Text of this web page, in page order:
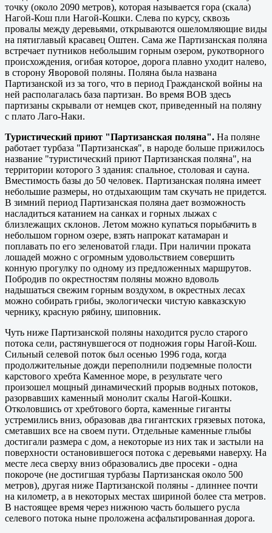
точку (около 2090 метров), которая называется гора (скала)
Нагой-Кош пли Нагой-Кошки. Слева по курсу, сквозь
провалы между деревьями, открываются ошеломляющие виды
на пятиглавый красавец Оштен. Сама же Партизанская поляна
встречает путников небольшим горным озером, рукотворного
происхождения, огибая которое, дорога плавно уходит налево,
в сторону Яворовой поляны. Поляна была названа
Партизанской из за того, что в период Гражданской войны на
ней располагалась база партизан. Во время ВОВ здесь
партизаны скрывали от немцев скот, приведенный на поляну
с плато Лаго-Наки.
Туристический приют "Партизанская поляна". На поляне
работает турбаза "Партизанская", в народе больше прижилось
название "туристический приют Партизанская поляна", на
территории которого 3 здания: спальное, столовая и сауна.
Вместимость базы до 50 человек. Партизанская поляна имеет
небольшие размеры, но отдыхающим там скучать не придется.
В зимний период Партизанская поляна дает возможность
насладиться катанием на санках и горных лыжах с
близлежащих склонов. Летом можно купаться порыбачить в
небольшом горном озере, взять напрокат катамаран и
поплавать по его зеленоватой глади. При наличии проката
лошадей можно с огромным удовольствием совершить
конную прогулку по одному из предложенных маршрутов.
Побродив по окрестностям поляны можно вдоволь
надышаться свежим горным воздухом, в окрестных лесах
можно собирать грибы, экологически чистую кавказскую
чернику, красную рябину, шиповник.
Чуть ниже Партизанской поляны находится русло старого
потока сели, растянувшегося от подножия горы Нагой-Кош.
Сильный селевой поток был осенью 1996 года, когда
продолжительные дожди переполнили подземные полости
карстового хребта Каменное море, в результате чего
произошел мощный динамический прорыв водных потоков,
разорвавших каменный монолит скалы Нагой-Кошки.
Отколовшись от хребтового борта, каменные гиганты
устремились вниз, образовав два гигантских грязевых потока,
сметавших все на своем пути. Отдельные каменные глыбы
достигали размера с дом, а некоторые из них так и застыли на
поверхности остановившегося потока с деревьями наверху. На
месте леса сверху вниз образовались две просеки - одна
покороче (не достигшая турбазы Партизанская около 500
метров), другая ниже Партизанской поляны - длиннее почти
на километр, а в некоторых местах шириной более ста метров.
В настоящее время через нижнюю часть большего русла
селевого потока ныне проложена асфальтированная дорога.